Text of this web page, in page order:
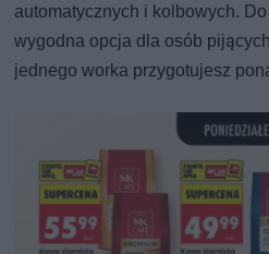
automatycznych i kolbowych.
wygodna opcja dla osób
jednego worka przygotujesz